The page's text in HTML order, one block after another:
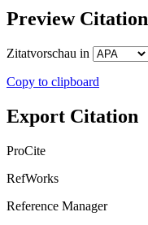
Preview Citation
Zitatvorschau in
Copy to clipboard
Export Citation
ProCite
RefWorks
Reference Manager